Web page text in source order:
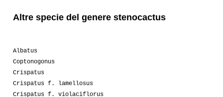
Altre specie del genere stenocactus
Albatus
Coptonogonus
Crispatus
Crispatus f. lamellosus
Crispatus f. violaciflorus